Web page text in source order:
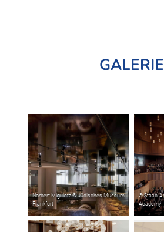
GALERIE